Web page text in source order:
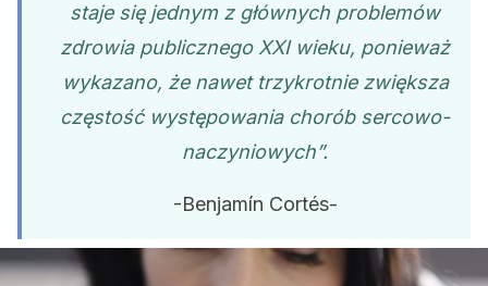
staje się jednym z głównych problemów
zdrowia publicznego XXI wieku, ponieważ
wykazano, że nawet trzykrotnie zwiększa
częstość występowania chorób sercowo-
naczyniowych”.
-Benjamín Cortés-